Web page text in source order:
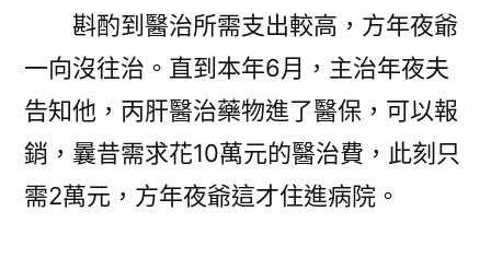
斟酌到醫治所需支出較高，方年夜爺
一向沒往治。直到本年6月，主治年夜夫
告知他，丙肝醫治藥物進了醫保，可以報
銷，曩昔需求花10萬元的醫治費，此刻只
需2萬元，方年夜爺這才住進病院。